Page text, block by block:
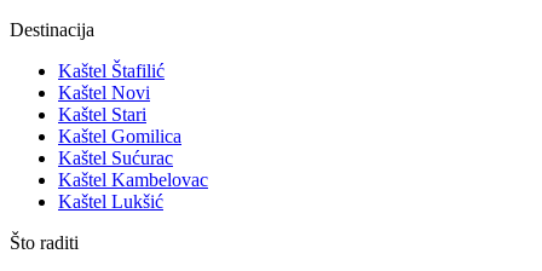
Destinacija
Kaštel Štafilić
Kaštel Novi
Kaštel Stari
Kaštel Gomilica
Kaštel Sućurac
Kaštel Kambelovac
Kaštel Lukšić
Što raditi